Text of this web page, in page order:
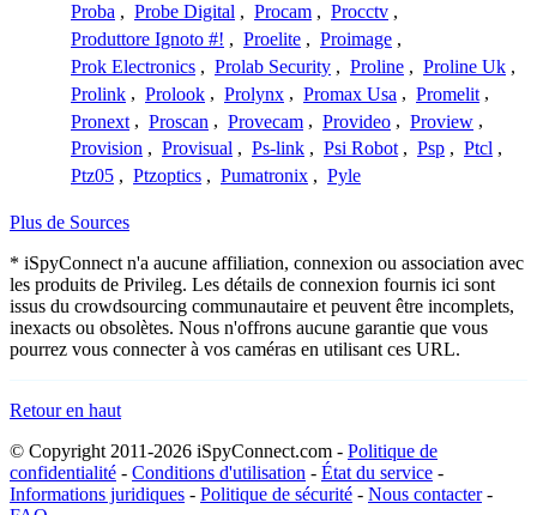
Proba , Probe Digital , Procam , Procctv ,
Produttore Ignoto #! , Proelite , Proimage ,
Prok Electronics , Prolab Security , Proline , Proline Uk ,
Prolink , Prolook , Prolynx , Promax Usa , Promelit ,
Pronext , Proscan , Provecam , Provideo , Proview ,
Provision , Provisual , Ps-link , Psi Robot , Psp , Ptcl ,
Ptz05 , Ptzoptics , Pumatronix , Pyle
Plus de Sources
* iSpyConnect n'a aucune affiliation, connexion ou association avec
les produits de Privileg. Les détails de connexion fournis ici sont
issus du crowdsourcing communautaire et peuvent être incomplets,
inexacts ou obsolètes. Nous n'offrons aucune garantie que vous
pourrez vous connecter à vos caméras en utilisant ces URL.
Retour en haut
© Copyright 2011-2026 iSpyConnect.com - Politique de
confidentialité - Conditions d'utilisation - État du service -
Informations juridiques - Politique de sécurité - Nous contacter-